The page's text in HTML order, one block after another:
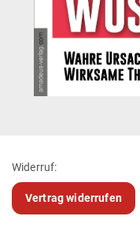
Widerruf:
Vertrag widerrufen